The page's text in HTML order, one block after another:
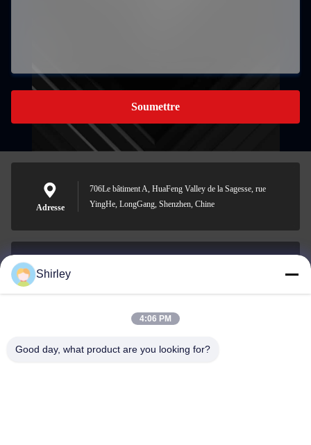
Soumettre
Adresse
706Le bâtiment A, HuaFeng Valley de la Sagesse, rue
YingHe, LongGang, Shenzhen, Chine
0086-18148506772
Shirley
4:06 PM
Good day, what product are you looking for?